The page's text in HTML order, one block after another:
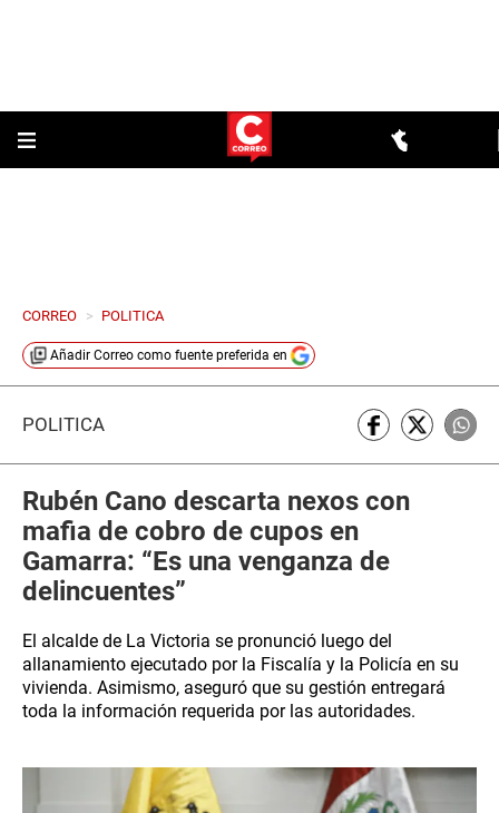
CORREO > POLITICA
Añadir Correo como fuente preferida en
POLÍTICA
Rubén Cano descarta nexos con
mafia de cobro de cupos en
Gamarra: “Es una venganza de
delincuentes”
El alcalde de La Victoria se pronunció luego del
allanamiento ejecutado por la Fiscalía y la Policía en su
vivienda. Asimismo, aseguró que su gestión entregará
toda la información requerida por las autoridades.